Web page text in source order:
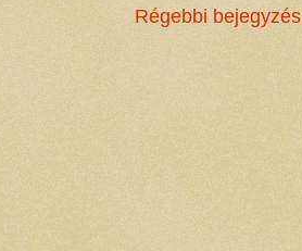
Régebbi bejegyzés